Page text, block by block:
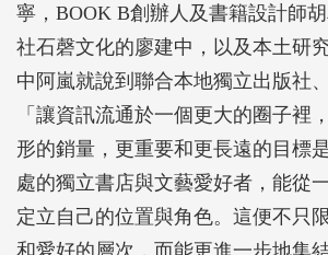
寧，BOOK B創辦人及書籍設計師
社石磬文化的廖建中，以及本土研
中阿嵐就說到聯合本地獨立出版社
「讓資訊流通於一個更大的圈子裡
形的銷量，更重要和更長遠的目標
處的獨立書店與文藝愛好者，能從
定立自己的位置與角色。這便不只